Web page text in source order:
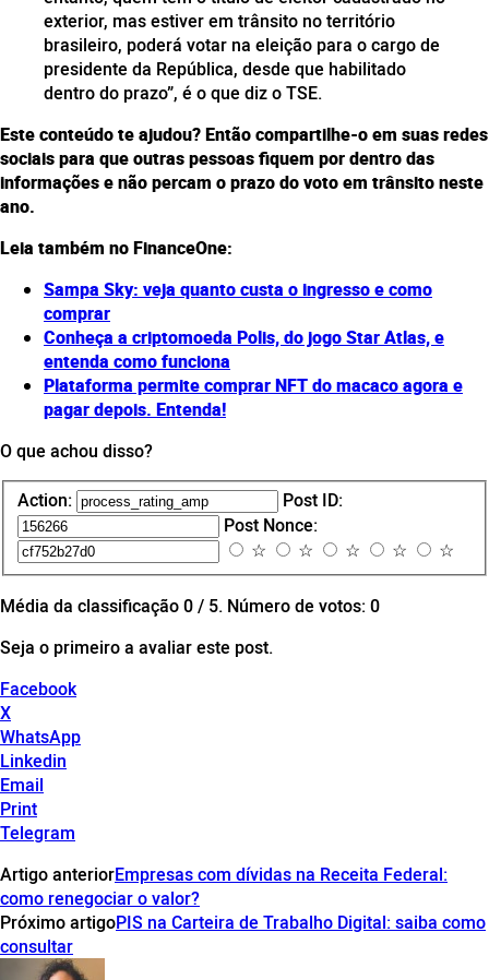
exterior, mas estiver em trânsito no território
brasileiro, poderá votar na eleição para o cargo de
presidente da República, desde que habilitado
dentro do prazo”, é o que diz o TSE.
Este conteúdo te ajudou? Então compartilhe-o em suas redes
sociais para que outras pessoas fiquem por dentro das
informações e não percam o prazo do voto em trânsito neste
ano.
Leia também no FinanceOne:
Sampa Sky: veja quanto custa o ingresso e como
comprar
Conheça a criptomoeda Polis, do jogo Star Atlas, e
entenda como funciona
Plataforma permite comprar NFT do macaco agora e
pagar depois. Entenda!
O que achou disso?
Action:
Post ID:
Post Nonce:
☆
☆ ☆ ☆ ☆
Média da classificação0/ 5. Número de votos:0
Seja o primeiro a avaliar este post.
Facebook
X
WhatsApp
Linkedin
Email
Print
Telegram
Artigo anteriorEmpresas com dívidas na Receita Federal:
como renegociar o valor?
Próximo artigoPIS na Carteira de Trabalho Digital: saiba como
consultar